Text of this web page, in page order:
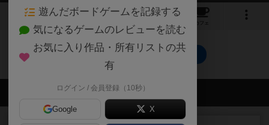
1
カフェ
パワーベースボールのトップに戻る
会員の新しい投稿
遊んだボードゲームを記録する
気になるゲームのレビューを読む
お気に入り作品・所有リストの共
有
ログイン / 会員登録（10秒）
Google X